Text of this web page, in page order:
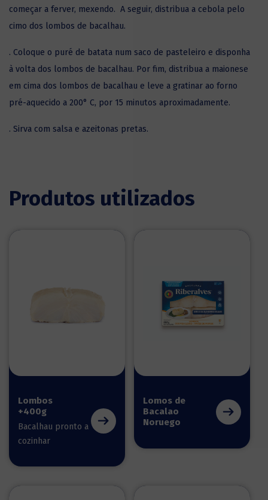
começar a ferver, mexendo. A seguir, distribua a cebola pelo
cimo dos lombos de bacalhau.
. Coloque o puré de batata num saco de pasteleiro e disponha
à volta dos lombos de bacalhau. Por fim, distribua a maionese
em cima dos lombos de bacalhau e leve a gratinar ao forno
pré-aquecido a 200° C, por 15 minutos aproximadamente.
. Sirva com salsa e azeitonas pretas.
Produtos utilizados
Lombos
+400g
Bacalhau pronto a
cozinhar
Lomos de
Bacalao
Noruego